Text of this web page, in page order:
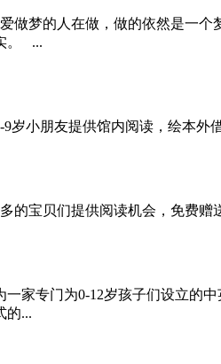
梦的人在做，做的依然是一个
。 ...
岁小朋友提供馆内阅读，绘本外
的宝贝们提供阅读机会，免费
家专门为0-12岁孩子们设立的
的...